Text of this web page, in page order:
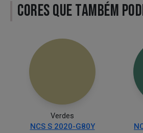
CORES QUE TAMBÉM
Verdes
NCS S 2020-G80Y